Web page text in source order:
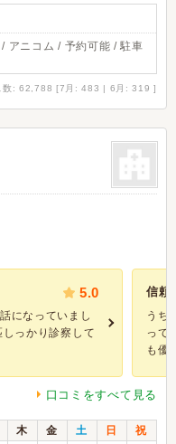
アニコム / 予約可能 / 駐車
数: 62,788 [7月: 483 | 6月: 319 ]
5.0
になっていまし
っかり診察して
信頼
うち
って
も優
口コミをすべて見る
木 金 土 日
祝